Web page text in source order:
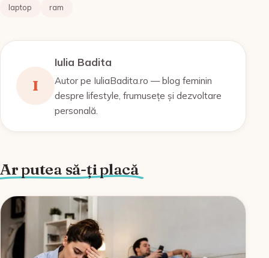
laptop ram
I
Iulia Badita
Autor pe IuliaBadita.ro — blog feminin
despre lifestyle, frumusețe și dezvoltare
personală.
Ar putea să-ți placă